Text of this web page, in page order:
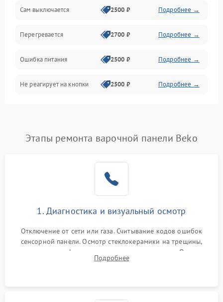
Сам выключается 2500 ₽ Подробнее →
Перегревается 2700 ₽ Подробнее →
Ошибка питания 2500 ₽ Подробнее →
Не реагирует на кнопки 2500 ₽ Подробнее →
Этапы ремонта варочной панели Beko
1. Диагностика и визуальный осмотр
Отключение от сети или газа. Считывание кодов ошибок
сенсорной панели. Осмотр стеклокерамики на трещины,
проверка конфорок на равномерность нагрева. Опрос
клиента о симптомах (не включается, не видит посуду,
Подробнее